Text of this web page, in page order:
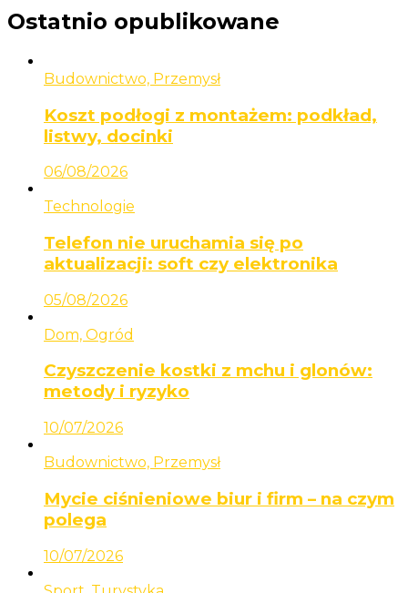
Ostatnio opublikowane
Budownictwo, Przemysł
Koszt podłogi z montażem: podkład,
listwy, docinki
06/08/2026
Technologie
Telefon nie uruchamia się po
aktualizacji: soft czy elektronika
05/08/2026
Dom, Ogród
Czyszczenie kostki z mchu i glonów:
metody i ryzyko
10/07/2026
Budownictwo, Przemysł
Mycie ciśnieniowe biur i firm – na czym
polega
10/07/2026